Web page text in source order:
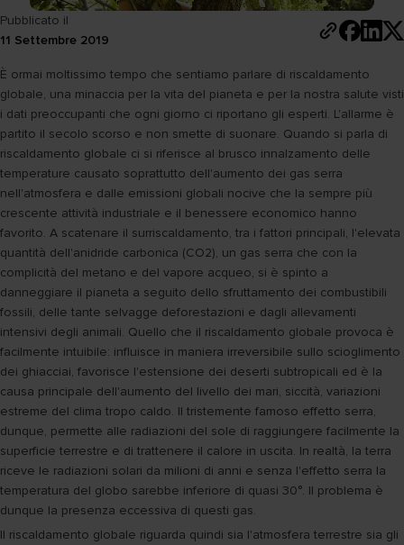
Pubblicato il
11 Settembre 2019
È ormai moltissimo tempo che sentiamo parlare di riscaldamento
globale, una minaccia per la vita del pianeta e per la nostra salute visti
i dati preoccupanti che ogni giorno ci riportano gli esperti. L'allarme è
partito il secolo scorso e non smette di suonare. Quando si parla di
riscaldamento globale ci si riferisce al brusco innalzamento delle
temperature causato soprattutto dell'aumento dei gas serra
nell'atmosfera e dalle emissioni globali nocive che la sempre più
crescente attività industriale e il benessere economico hanno
favorito. A scatenare il surriscaldamento, tra i fattori principali, l'elevata
quantità dell'anidride carbonica (CO2), un gas serra che con la
complicità del metano e del vapore acqueo, si è spinto a
danneggiare il pianeta a seguito dello sfruttamento dei combustibili
fossili, delle tante selvagge deforestazioni e dagli allevamenti
intensivi degli animali. Quello che il riscaldamento globale provoca è
facilmente intuibile: influisce in maniera irreversibile sullo scioglimento
dei ghiacciai, favorisce l'estensione dei deserti subtropicali ed è la
causa principale dell'aumento del livello dei mari, siccità, variazioni
estreme del clima tropo caldo. Il tristemente famoso effetto serra,
dunque, permette alle radiazioni del sole di raggiungere facilmente la
superficie terrestre e di trattenere il calore in uscita. In realtà, la terra
riceve le radiazioni solari da milioni di anni e senza l'effetto serra la
temperatura del globo sarebbe inferiore di quasi 30°. Il problema è
dunque la presenza eccessiva di questi gas.
Il riscaldamento globale riguarda quindi sia l'atmosfera terrestre sia gli